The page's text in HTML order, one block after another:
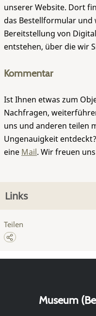
unserer Website. Dort
das Bestellformular
Bereitstellung von
entstehen, über die wir
Kommentar
Ist Ihnen etwas zum
Nachfragen,
uns und anderen teilen
Ungenauigkeit
eine Mail. Wir freuen
Links
Teilen
Museum